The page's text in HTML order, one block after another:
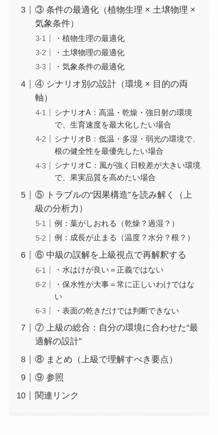
③ 条件の最適化（植物生理 × 土壌物理 ×
気象条件）
・植物生理の最適化
・土壌物理の最適化
・気象条件の最適化
④ シナリオ別の設計（環境 × 目的の両
軸）
シナリオA：高温・乾燥・強日射の環境
で、生育速度を最大化したい場合
シナリオB：低温・多湿・弱光の環境で、
根の健全性を最優先したい場合
シナリオC：風が強く日較差が大きい環境
で、果実品質を高めたい場合
⑤ トラブルの“因果構造”を読み解く（上
級の分析力）
例：葉がしおれる（乾燥？過湿？）
例：成長が止まる（温度？水分？根？）
⑥ 中級の誤解を上級視点で再解釈する
・水はけが良い＝正義ではない
・保水性が大事＝常に正しいわけではな
い
・表面の乾きだけでは判断できない
⑦ 上級の総合：自分の環境に合わせた“最
適解の設計”
⑧ まとめ（上級で理解すべき要点）
⑨ 参照
関連リンク